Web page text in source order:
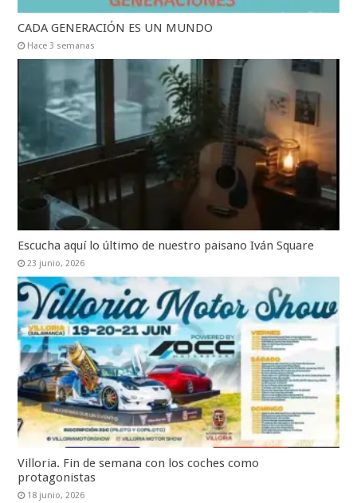
CADA GENERACIÓN ES UN MUNDO
Hace 3 semanas
Escucha aquí lo último de nuestro paisano Iván Square
23 junio, 2026
Villoria. Fin de semana con los coches como
protagonistas
18 junio, 2026